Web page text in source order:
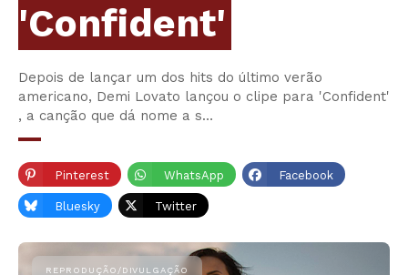
'Confident'
Depois de lançar um dos hits do último verão
americano, Demi Lovato lançou o clipe para 'Confident'
, a canção que dá nome a s…
Pinterest WhatsApp Facebook
Bluesky Twitter